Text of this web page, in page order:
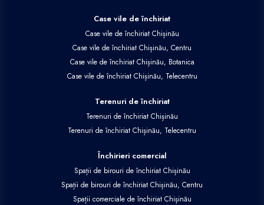
Case vile de închiriat
Case vile de închiriat Chișinău
Case vile de închiriat Chișinău, Centru
Case vile de închiriat Chișinău, Botanica
Case vile de închiriat Chișinău, Telecentru
Terenuri de închiriat
Terenuri de închiriat Chișinău
Terenuri de închiriat Chișinău, Telecentru
Închirieri comercial
Spații de birouri de închiriat Chișinău
Spații de birouri de închiriat Chișinău, Centru
Spații comerciale de închiriat Chișinău